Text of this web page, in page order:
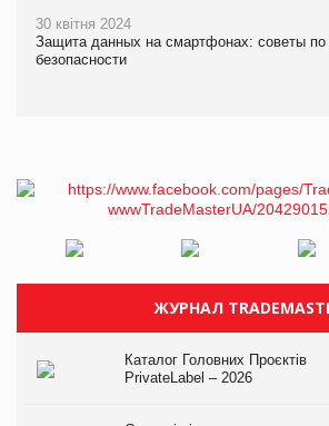
30 квітня 2024
Защита данных на смартфонах: советы
безопасности
ЖУРНАЛ
Каталог Головних Проєктів
PrivateLabel – 2026